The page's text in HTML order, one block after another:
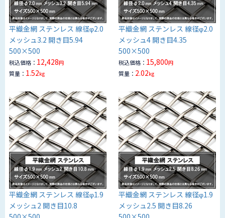
平織金網 ステンレス 線径φ2.0
メッシュ3.2 開き目5.94
500×500
税込価格： 12,428円
質量： 1.52kg
平織金網 ステンレス 線径φ2.0
メッシュ4 開き目4.35
500×500
税込価格： 15,800円
質量： 2.02kg
平織金網 ステンレス 線径φ1.9
メッシュ2 開き目10.8
平織金網 ステンレス 線径φ1.9
メッシュ2.5 開き目8.26